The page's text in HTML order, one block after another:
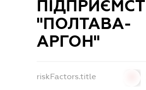
"ПОЛТАВА-
АРГОН"
riskFactors.title